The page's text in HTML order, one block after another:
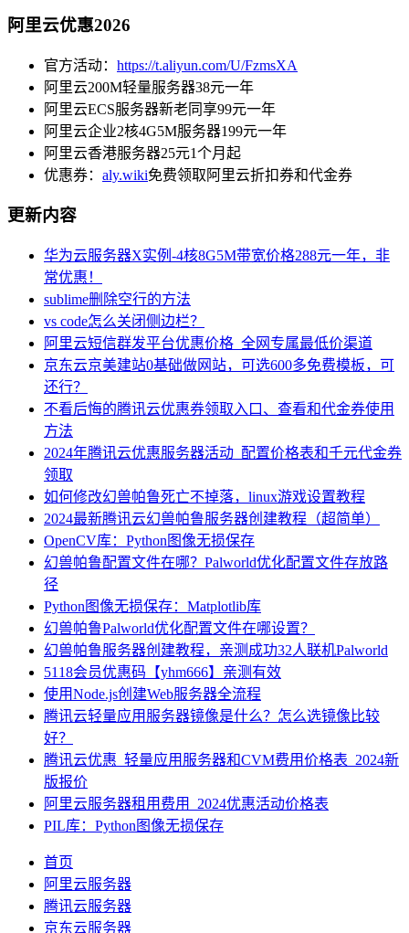
阿里云优惠2026
官方活动： https://t.aliyun.com/U/FzmsXA
阿里云200M轻量服务器38元一年
阿里云ECS服务器新老同享99元一年
阿里云企业2核4G5M服务器199元一年
阿里云香港服务器25元1个月起
优惠券： aly.wiki免费领取阿里云折扣券和代金券
更新内容
华为云服务器X实例-4核8G5M带宽价格288元一年，非
常优惠！
sublime删除空行的方法
vs code怎么关闭侧边栏？
阿里云短信群发平台优惠价格_全网专属最低价渠道
京东云京美建站0基础做网站，可选600多免费模板，可
还行？
不看后悔的腾讯云优惠券领取入口、查看和代金券使用
方法
2024年腾讯云优惠服务器活动_配置价格表和千元代金券
领取
如何修改幻兽帕鲁死亡不掉落，linux游戏设置教程
2024最新腾讯云幻兽帕鲁服务器创建教程（超简单）
OpenCV库：Python图像无损保存
幻兽帕鲁配置文件在哪？Palworld优化配置文件存放路
径
Python图像无损保存：Matplotlib库
幻兽帕鲁Palworld优化配置文件在哪设置？
幻兽帕鲁服务器创建教程，亲测成功32人联机Palworld
5118会员优惠码【yhm666】亲测有效
使用Node.js创建Web服务器全流程
腾讯云轻量应用服务器镜像是什么？怎么选镜像比较
好？
腾讯云优惠_轻量应用服务器和CVM费用价格表_2024新
版报价
阿里云服务器租用费用_2024优惠活动价格表
PIL库：Python图像无损保存
首页
阿里云服务器
腾讯云服务器
京东云服务器